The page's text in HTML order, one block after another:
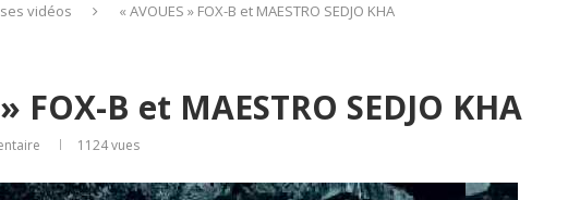
ses vidéos « AVOUES » FOX-B et MAESTRO SEDJO KHA
FOX-B et MAESTRO SEDJO KHA
1124vues